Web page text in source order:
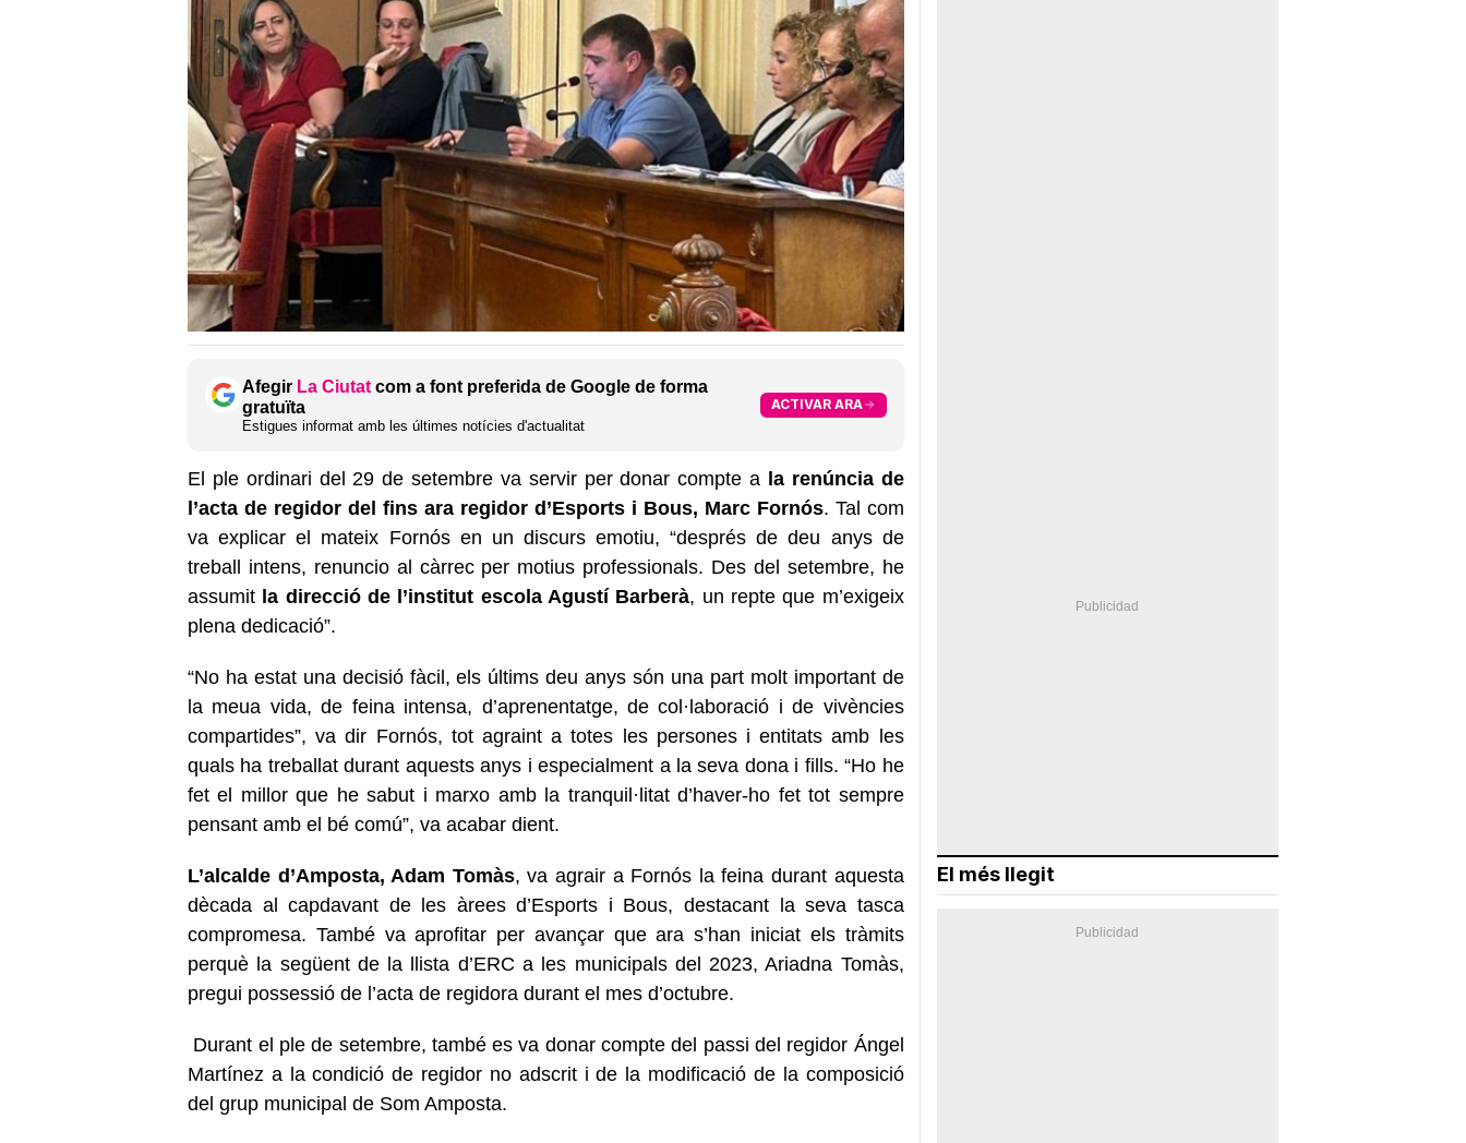
Afegir La Ciutat com a font preferida de Google de forma
gratuïta
Estigues informat amb les últimes notícies d'actualitat
ACTIVAR ARA
El ple ordinari del 29 de setembre va servir per donar compte a la renúncia de
l’acta de regidor del fins ara regidor d’Esports i Bous, Marc Fornós. Tal com
va explicar el mateix Fornós en un discurs emotiu, “després de deu anys de
treball intens, renuncio al càrrec per motius professionals. Des del setembre, he
assumit la direcció de l’institut escola Agustí Barberà, un repte que m’exigeix
plena dedicació”.
“No ha estat una decisió fàcil, els últims deu anys són una part molt important de
la meua vida, de feina intensa, d’aprenentatge, de col·laboració i de vivències
compartides”, va dir Fornós, tot agraint a totes les persones i entitats amb les
quals ha treballat durant aquests anys i especialment a la seva dona i fills. “Ho he
fet el millor que he sabut i marxo amb la tranquil·litat d’haver-ho fet tot sempre
pensant amb el bé comú”, va acabar dient.
L’alcalde d’Amposta, Adam Tomàs, va agrair a Fornós la feina durant aquesta
dècada al capdavant de les àrees d’Esports i Bous, destacant la seva tasca
compromesa. També va aprofitar per avançar que ara s’han iniciat els tràmits
perquè la següent de la llista d’ERC a les municipals del 2023, Ariadna Tomàs,
pregui possessió de l’acta de regidora durant el mes d’octubre.
Durant el ple de setembre, també es va donar compte del passi del regidor Ángel
Martínez a la condició de regidor no adscrit i de la modificació de la composició
del grup municipal de Som Amposta.
El més llegit